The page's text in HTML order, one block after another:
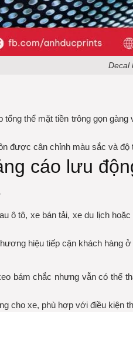
Decal
thể mặt tiền trông gọn
được cân chỉnh màu sắc và
cáo lưu
tô, xe bán tải, xe du lịch
hiệu tiếp cận khách hàng
bám chắc nhưng vẫn có thể
cho xe, phù hợp với điều kiện